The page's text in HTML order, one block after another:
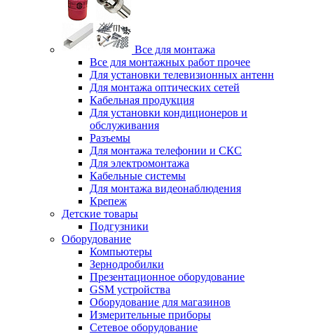
Все для монтажа
Все для монтажных работ прочее
Для установки телевизионных антенн
Для монтажа оптических сетей
Кабельная продукция
Для установки кондиционеров и
обслуживания
Разъемы
Для монтажа телефонии и СКС
Для электромонтажа
Кабельные системы
Для монтажа видеонаблюдения
Крепеж
Детские товары
Подгузники
Оборудование
Компьютеры
Зернодробилки
Презентационное оборудование
GSM устройства
Оборудование для магазинов
Измерительные приборы
Сетевое оборудование